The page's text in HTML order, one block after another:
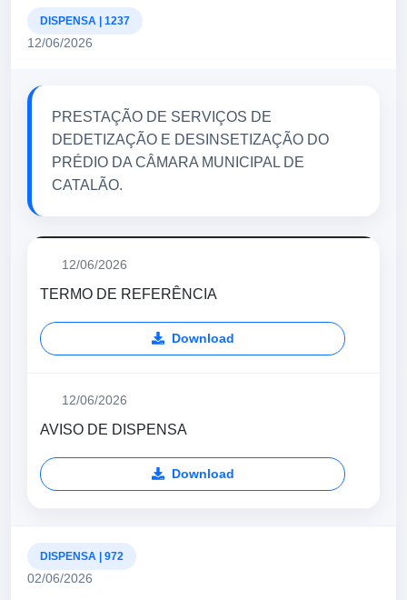
DISPENSA | 1237
12/06/2026
PRESTAÇÃO DE SERVIÇOS DE
DEDETIZAÇÃO E DESINSETIZAÇÃO DO
PRÉDIO DA CÂMARA MUNICIPAL DE
CATALÃO.
12/06/2026
TERMO DE REFERÊNCIA
Download
12/06/2026
AVISO DE DISPENSA
Download
DISPENSA | 972
02/06/2026